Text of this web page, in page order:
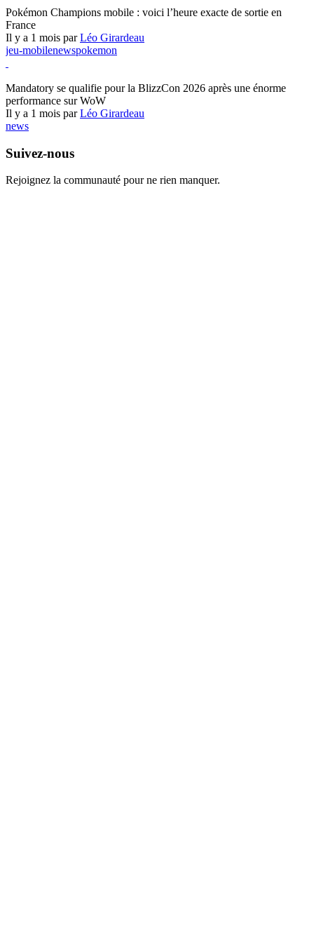
Pokémon Champions mobile : voici l’heure exacte de sortie en
France
Il y a 1 mois parLéo Girardeau
jeu-mobilenewspokemon
Mandatory se qualifie pour la BlizzCon 2026 après une énorme
performance sur WoW
Il y a 1 mois parLéo Girardeau
news
Suivez-nous
Rejoignez la communauté pour ne rien manquer.